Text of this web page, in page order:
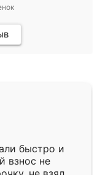
быстро и
взнос не